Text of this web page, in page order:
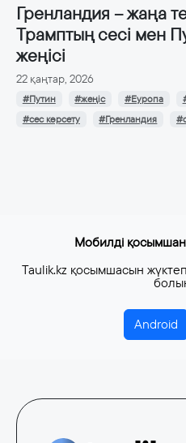
Гренландия – жаңа
Трамптың сесі мен
жеңісі
22 қаңтар, 2026
#Путин #жеңіс #Еуропа
#сес көрсету
#Гренландия
Мобилді
Taulik.kz қосымшасын
Android